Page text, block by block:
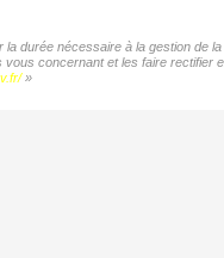
durée nécessaire à la gestion de
concernant et les faire rectifier
»